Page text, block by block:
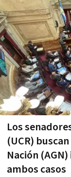
Los
(UCR)
Nación
ambos casos